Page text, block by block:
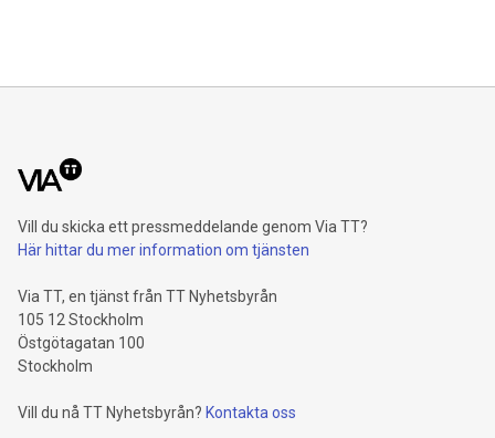
Vill du skicka ett pressmeddelande genom Via TT?
Här hittar du mer information om tjänsten
Via TT, en tjänst från TT Nyhetsbyrån
105 12 Stockholm
Östgötagatan 100
Stockholm
Vill du nå TT Nyhetsbyrån? Kontakta oss